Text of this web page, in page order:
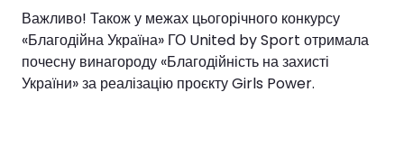
Важливо! Також у межах цьогорічного конкурсу
«Благодійна Україна» ГО United by Sport отримала
почесну винагороду «Благодійність на захисті
України» за реалізацію проєкту Girls Power.